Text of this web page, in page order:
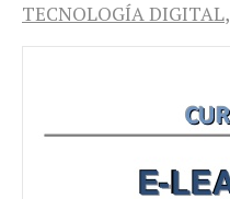
TECNOLOGÍA DIGITAL,